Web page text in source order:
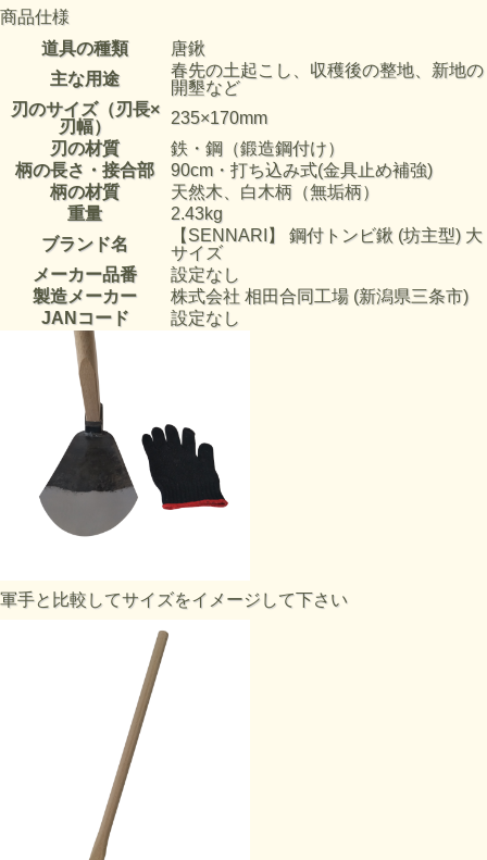
商品仕様
道具の種類
唐鍬
主な用途
春先の土起こし、収穫後の整地、新地の
開墾など
刃のサイズ（刃長×
刃幅）
235×170mm
刃の材質
鉄・鋼（鍛造鋼付け）
柄の長さ・接合部
90cm・打ち込み式(金具止め補強)
柄の材質
天然木、白木柄（無垢柄）
重量
2.43kg
ブランド名
【SENNARI】 鋼付トンビ鍬 (坊主型) 大
サイズ
メーカー品番
設定なし
製造メーカー
株式会社 相田合同工場 (新潟県三条市)
JANコード
設定なし
軍手と比較してサイズをイメージして下さい